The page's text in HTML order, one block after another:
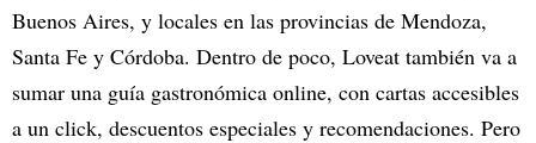
Buenos Aires, y locales en las provincias de Mendoza,
Santa Fe y Córdoba. Dentro de poco, Loveat también va a
sumar una guía gastronómica online, con cartas accesibles
a un click, descuentos especiales y recomendaciones. Pero